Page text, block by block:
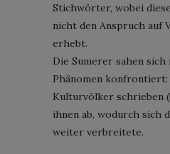
Stichwörter, wobei
nicht den Anspruch auf
erhebt.
Die Sumerer sahen
Phänomen konfrontiert:
Kulturvölker schrieben
ihnen ab, wodurch sich
weiter verbreitete.